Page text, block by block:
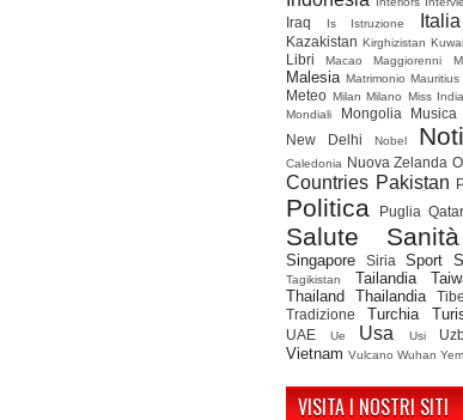
Iraq
Is Istruzione Italia
Kazakistan Kirghizistan
Libri Macao Maggiorenni
Malesia Matrimonio Mauritius
Meteo Milan Milano Miss
Mondiali Mongolia Musica
New Delhi Nobel
Caledonia Nuova Zelanda
Countries Pakistan
Politica Puglia Qatar
Salute Sanità
Singapore Siria Sport
Tagikistan
Tailandia
Thailand
Thailandia
Tradizione Turchia
UAE Ue Usa Usi
Vietnam Vulcano Wuhan
VISITA I NOSTRI SITI